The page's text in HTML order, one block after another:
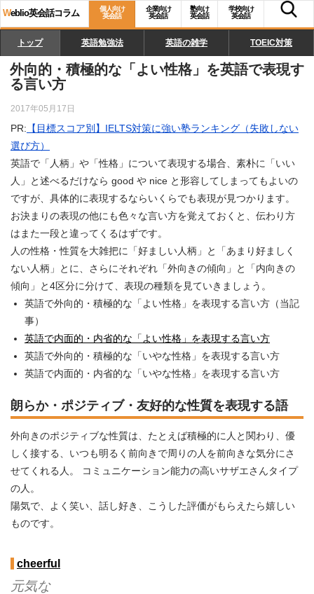
Weblio英会話コラム
個人向け
英会話
企業向け
英会話
塾向け
英会話
学校向け
英会話
トップ 英語勉強法 英語の雑学 TOEIC対策
外向的・積極的な「よい性格」を英語で表現す
る言い方
2017年05月17日
PR: 【目標スコア別】IELTS対策に強い塾ランキング（失敗しない
選び方）
英語で「人柄」や「性格」について表現する場合、素朴に「いい
人」と述べるだけなら good や nice と形容してしまってもよいの
ですが、具体的に表現するならいくらでも表現が見つかります。
お決まりの表現の他にも色々な言い方を覚えておくと、伝わり方
はまた一段と違ってくるはずです。
人の性格・性質を大雑把に「好ましい人柄」と「あまり好ましく
ない人柄」とに、さらにそれぞれ「外向きの傾向」と「内向きの
傾向」と4区分に分けて、表現の種類を見ていきましょう。
英語で外向的・積極的な「よい性格」を表現する言い方（当記
事）
英語で内面的・内省的な「よい性格」を表現する言い方
英語で外向的・積極的な「いやな性格」を表現する言い方
英語で内面的・内省的な「いやな性格」を表現する言い方
朗らか・ポジティブ・友好的な性質を表現する語
外向きのポジティブな性質は、たとえば積極的に人と関わり、優
しく接する、いつも明るく前向きで周りの人を前向きな気分にさ
せてくれる人。 コミュニケーション能力の高いサザエさんタイプ
の人。
陽気で、よく笑い、話し好き、こうした評価がもらえたら嬉しい
ものです。
cheerful
元気な